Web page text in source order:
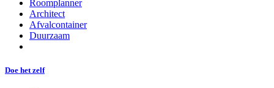
Roomplanner
Architect
Afvalcontainer
Duurzaam
Doe het zelf